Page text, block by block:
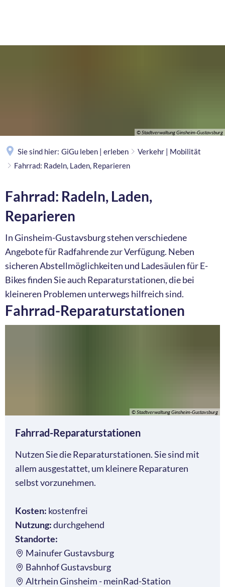
© Stadtverwaltung Ginsheim-Gustavsburg
Sie sind hier: GiGu leben | erleben
Verkehr | Mobilität
Fahrrad: Radeln, Laden, Reparieren
Fahrrad: Radeln, Laden,
Reparieren
In Ginsheim-Gustavsburg stehen verschiedene
Angebote für Radfahrende zur Verfügung. Neben
sicheren Abstellmöglichkeiten und Ladesäulen für E-
Bikes finden Sie auch Reparaturstationen, die bei
kleineren Problemen unterwegs hilfreich sind.
Fahrrad-Reparaturstationen
© Stadtverwaltung Ginsheim-Gustavsburg
Fahrrad-Reparaturstationen
Nutzen Sie die Reparaturstationen. Sie sind mit
allem ausgestattet, um kleinere Reparaturen
selbst vorzunehmen.
Kosten: kostenfrei
Nutzung:durchgehend
Standorte:
Mainufer Gustavsburg
Bahnhof Gustavsburg
Altrhein Ginsheim - meinRad-Station